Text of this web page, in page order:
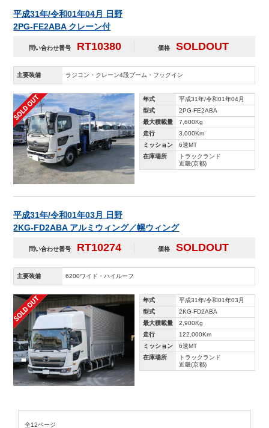
平成31年/令和01年04月 日野
2PG-FE2ABA クレーン付
問い合わせ番号 RT10380 価格 SOLDOUT
主要装備 ラジコン・クレーン4段ブーム・フックイン
年式
平成31年/令和01年04月
型式
2PG-FE2ABA
最大積載量
7,600Kg
走行
3,000Km
ミッション
6速MT
在庫場所
トラックランド
近畿(京都)
平成31年/令和01年03月 日野
2KG-FD2ABA アルミウィング／幌ウィング
問い合わせ番号 RT10274 価格 SOLDOUT
主要装備 6200ワイド・ハイルーフ
年式
平成31年/令和01年03月
型式
2KG-FD2ABA
最大積載量
2,900Kg
走行
122,000Km
ミッション
6速MT
在庫場所
トラックランド
近畿(京都)
全12ページ